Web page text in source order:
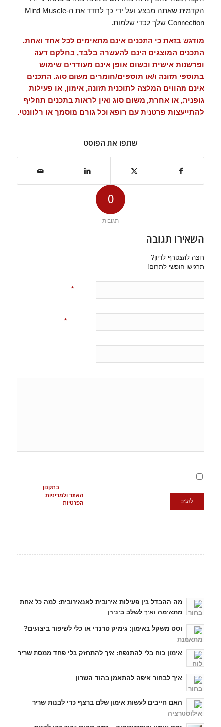
הקדמית שאתה מבצע ועל ידי כך לחדד את ה-Mind Muscle
Connection שלך לכדי שלמות.
מודגש בזאת כי התכנים אינם מתאימים לכל אחד ואחת.
התכנים המוצגים הינם להעשרה בלבד, בחלקם דעה
ופרשנות אישית ובשום אופן אינם מעודדים שימוש
בתוספי תזונה ו/או תוספים/חומרים משום סוג. התכנים
אינם מהווים המלצה לתוכנית תזונה, אימון, או פעילות
גופנית, או אחרת, משום סוג ואין לראות בתכנים תחליף
להתייעצות פרטנית עם רופא וכל גורם מוסמך או רלוונטי.
שתפו את הפוסט
0
תגובות
השאירו תגובה
רוצה להצטרף לדיון?
תרגישו חופשי לתרום!
*
*
בתקנון
האתר ולמדיניות
הפרטיות
מה ההבדל בין פעילות אירובית לאנאירובית: למה כל אחת
מתאימה ואיך לשלב ביניהן
וסט משקל באימון: גימיק טרנדי או כלי לשיפור ביצועים?
אימון כוח בלי להתנפח: איך להתחזק בלי פחד ממסת שריר
איך לבחור איפה להתאמן בהוד השרון
האם חייבים לעשות אימון שלם ברצף כדי לבנות שריר